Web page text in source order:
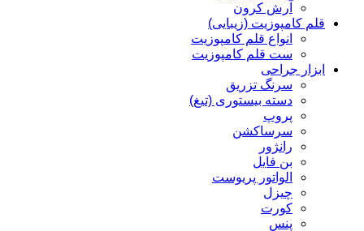
آرش کرون
قلم کامپوزیت (زیبایی)
انواع قلم کامپوزیت
ست قلم کامپوزیت
ابزار جراحی
سرنگ تزریق
دسته بیستوری (تیغ)
پروپ
سرساکشن
رانژور
بن فایل
الواتور پریوست
چیزل
کورت
پنس